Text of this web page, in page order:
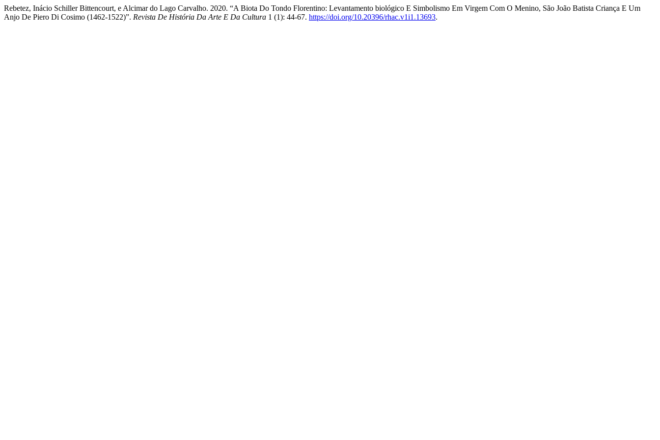
Rebetez, Inácio Schiller Bittencourt, e Alcimar do Lago Carvalho. 2020. “A Biota Do Tondo Florentino: Levantamento biológico E Simbolismo Em Virgem Com O Menino, São João Batista Criança E Um
Anjo De Piero Di Cosimo (1462-1522)”. Revista De História Da Arte E Da Cultura 1 (1): 44-67. https://doi.org/10.20396/rhac.v1i1.13693.